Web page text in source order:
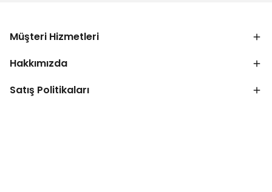
Müşteri Hizmetleri
Hakkımızda
Satış Politikaları